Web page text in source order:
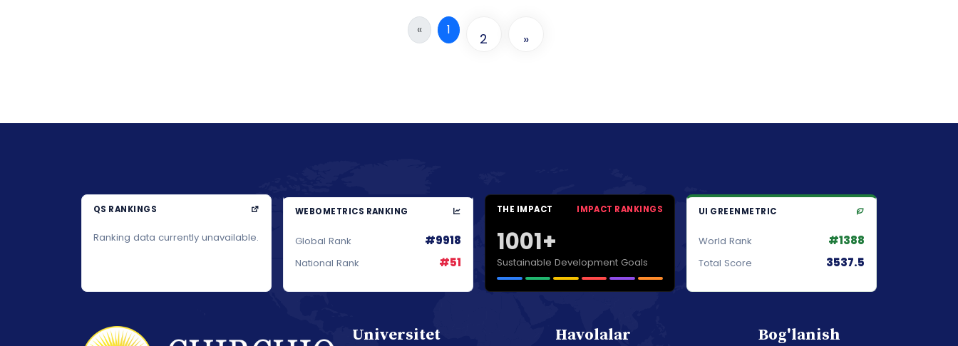
« 1
2 »
QS RANKINGS
Ranking data currently unavailable.
WEBOMETRICS RANKING
Global Rank #9918
National Rank #51
THE IMPACT IMPACT RANKINGS
1001+
Sustainable Development Goals
UI GREENMETRIC
World Rank #1388
Total Score 3537.5
Universitet Havolalar Bog'lanish